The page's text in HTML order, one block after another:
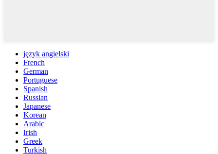
język angielski
French
German
Portuguese
Spanish
Russian
Japanese
Korean
Arabic
Irish
Greek
Turkish